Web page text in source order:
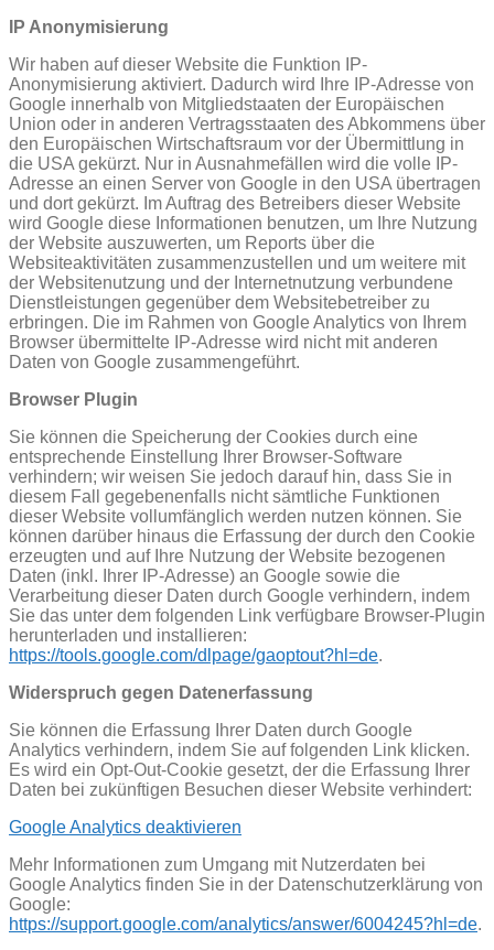
IP Anonymisierung
Wir haben auf dieser Website die Funktion IP-
Anonymisierung aktiviert. Dadurch wird Ihre IP-Adresse von
Google innerhalb von Mitgliedstaaten der Europäischen
Union oder in anderen Vertragsstaaten des Abkommens über
den Europäischen Wirtschaftsraum vor der Übermittlung in
die USA gekürzt. Nur in Ausnahmefällen wird die volle IP-
Adresse an einen Server von Google in den USA übertragen
und dort gekürzt. Im Auftrag des Betreibers dieser Website
wird Google diese Informationen benutzen, um Ihre Nutzung
der Website auszuwerten, um Reports über die
Websiteaktivitäten zusammenzustellen und um weitere mit
der Websitenutzung und der Internetnutzung verbundene
Dienstleistungen gegenüber dem Websitebetreiber zu
erbringen. Die im Rahmen von Google Analytics von Ihrem
Browser übermittelte IP-Adresse wird nicht mit anderen
Daten von Google zusammengeführt.
Browser Plugin
Sie können die Speicherung der Cookies durch eine
entsprechende Einstellung Ihrer Browser-Software
verhindern; wir weisen Sie jedoch darauf hin, dass Sie in
diesem Fall gegebenenfalls nicht sämtliche Funktionen
dieser Website vollumfänglich werden nutzen können. Sie
können darüber hinaus die Erfassung der durch den Cookie
erzeugten und auf Ihre Nutzung der Website bezogenen
Daten (inkl. Ihrer IP-Adresse) an Google sowie die
Verarbeitung dieser Daten durch Google verhindern, indem
Sie das unter dem folgenden Link verfügbare Browser-Plugin
herunterladen und installieren:
https://tools.google.com/dlpage/gaoptout?hl=de.
Widerspruch gegen Datenerfassung
Sie können die Erfassung Ihrer Daten durch Google
Analytics verhindern, indem Sie auf folgenden Link klicken.
Es wird ein Opt-Out-Cookie gesetzt, der die Erfassung Ihrer
Daten bei zukünftigen Besuchen dieser Website verhindert:
Google Analytics deaktivieren
Mehr Informationen zum Umgang mit Nutzerdaten bei
Google Analytics finden Sie in der Datenschutzerklärung von
Google:
https://support.google.com/analytics/answer/6004245?hl=de.